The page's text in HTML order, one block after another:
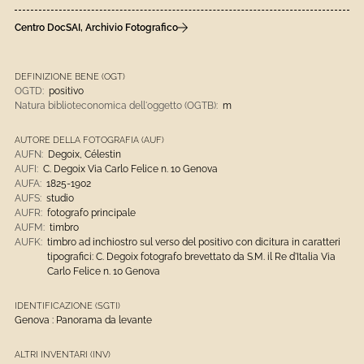
Centro DocSAI, Archivio Fotografico
DEFINIZIONE BENE (OGT)
OGTD: positivo
Natura biblioteconomica dell'oggetto (OGTB): m
AUTORE DELLA FOTOGRAFIA (AUF)
AUFN: Degoix, Célestin
AUFI: C. Degoix Via Carlo Felice n. 10 Genova
AUFA: 1825-1902
AUFS: studio
AUFR: fotografo principale
AUFM: timbro
AUFK: timbro ad inchiostro sul verso del positivo con dicitura in caratteri
tipografici: C. Degoix fotografo brevettato da S.M. il Re d'Italia Via
Carlo Felice n. 10 Genova
IDENTIFICAZIONE (SGTI)
Genova : Panorama da levante
ALTRI INVENTARI (INV)